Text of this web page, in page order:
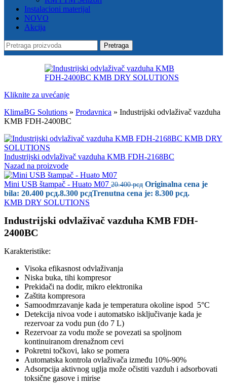
Instalacioni materijal
NOVO
Akcija
Pretraga
Kliknite za uvećanje
KlimaBG Solutions » Prodavnica » Industrijski odvlaživač vazduha
KMB FDH-2400BC
Industrijski odvlaživač vazduha KMB FDH-2168BC
Nazad na proizvode
Mini USB štampač - Huato M07 20.400рсд Originalna cena je
bila: 20.400 рсд.8.300 рсдTrenutna cena je: 8.300 рсд.
KMB DRY SOLUTIONS
Industrijski odvlaživač vazduha KMB FDH-
2400BC
Karakteristike:
Visoka efikasnost odvlaživanja
Niska buka, tihi kompresor
Prekidači na dodir, mikro elektronika
Zaštita kompresora
Samoodmrzavanje kada je temperatura okoline ispod 5°C
Detekcija nivoa vode i automatsko isključivanje kada je
rezervoar za vodu pun (do 7 L)
Rezervoar za vodu može se povezati sa spoljnom
kontinuiranom drenažnom cevi
Pokretni točkovi, lako se pomera
Automatska kontrola ovlaživača između 10%-90%
Adsorpcija aktivnog uglja može očistiti vazduh i adsorbovati
toksične gasove i mirise